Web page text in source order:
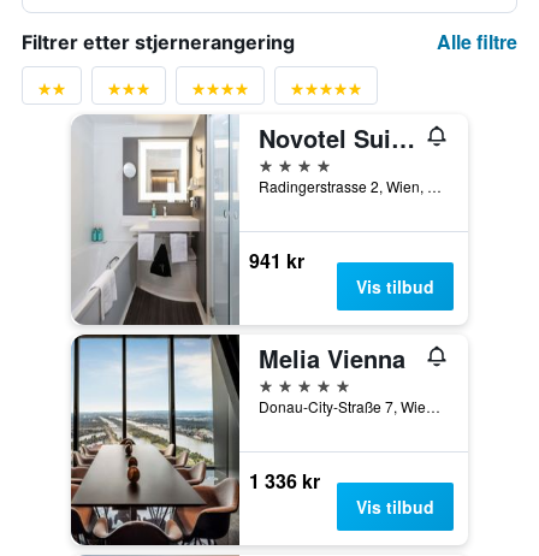
Filtrer etter stjernerangering Alle filtre
Novotel Suites Wien City Donau
4 stjerner
Radingerstrasse 2, Wien, Wien, Østerrike
941 kr
Vis tilbud
Melia Vienna
5 stjerner
Donau-City-Straße 7, Wien, Wien, Østerrike
1 336 kr
Vis tilbud